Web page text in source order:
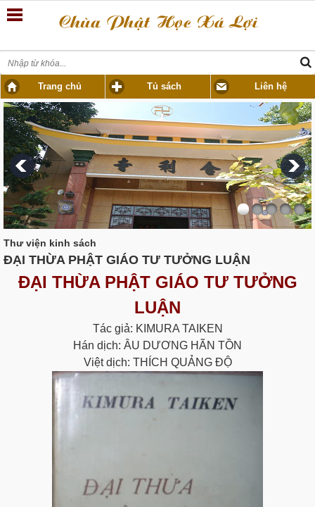
Trang chủ Tủ sách Liên hệ
Thư viện kinh sách
ĐẠI THỪA PHẬT GIÁO TƯ TƯỞNG LUẬN
ĐẠI THỪA PHẬT GIÁO TƯ TƯỞNG
LUẬN
Tác giả: KIMURA TAIKEN
Hán dịch: ÂU DƯƠNG HÃN TỒN
Việt dịch: THÍCH QUẢNG ĐỘ